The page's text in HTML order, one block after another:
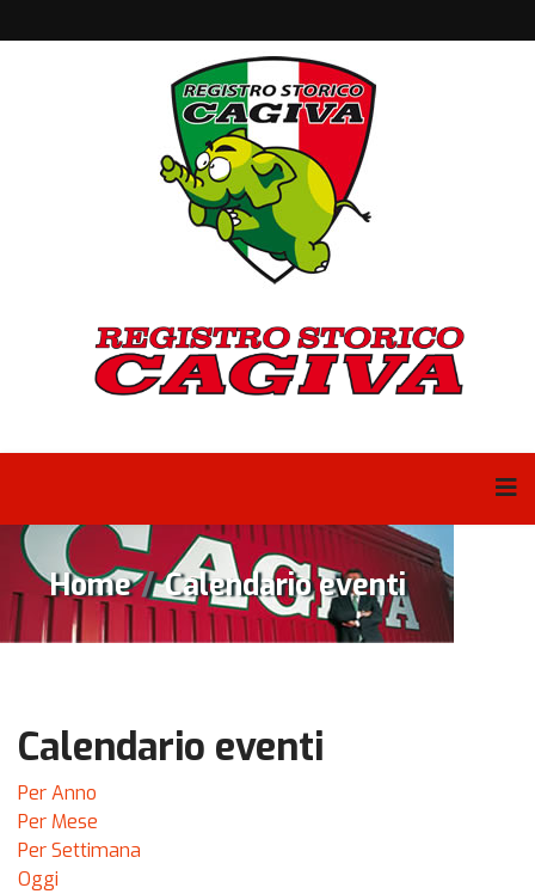
Home Calendario eventi
Calendario eventi
Per Anno
Per Mese
Per Settimana
Oggi